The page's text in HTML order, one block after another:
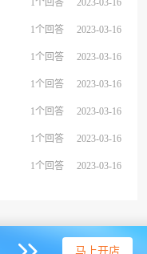
1个回答 2023-03-16
1个回答 2023-03-16
1个回答 2023-03-16
1个回答 2023-03-16
1个回答 2023-03-16
1个回答 2023-03-16
1个回答 2023-03-16
马上开店